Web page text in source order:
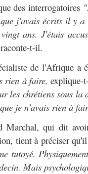
des interrogatoires
j'avais écrits il y
ans. J'étais
raconte-t-il.
de l'Afrique a
rien à faire,explique-
les chrétiens sous la
je n'avais rien à
Marchal, qui dit
tient à préciser
tutoyé.
Mais